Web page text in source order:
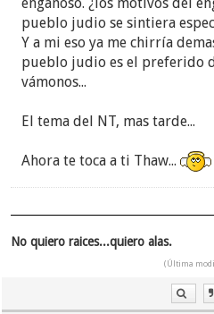
pueblo judio se sintiera
Y a mi eso ya me chirría
pueblo judio es el preferido
vámonos...
El tema del NT, mas tarde...
Ahora te toca a ti Thaw...
No quiero raices...quiero alas.
(Última